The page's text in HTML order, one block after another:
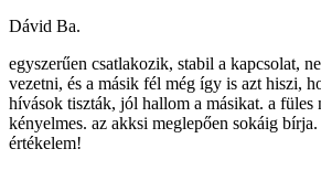
Dávid Ba.
egyszerűen csatlakozik, stabil a kapcsolat,
vezetni, és a másik fél még így is azt hiszi,
hívások tiszták, jól hallom a másikat. a füles
kényelmes. az akksi meglepően sokáig
értékelem!